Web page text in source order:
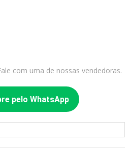
com uma de nossas vendedoras.
pelo WhatsApp